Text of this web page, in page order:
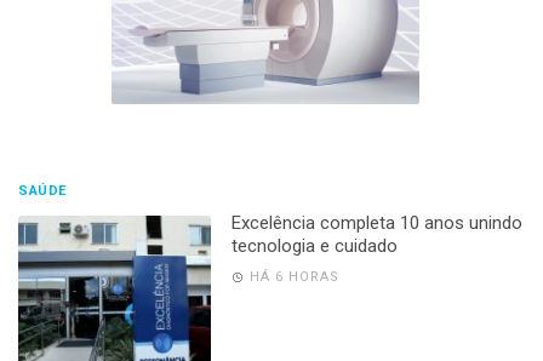
SAÚDE
Excelência completa 10 anos unindo
tecnologia e cuidado
HÁ 6 HORAS